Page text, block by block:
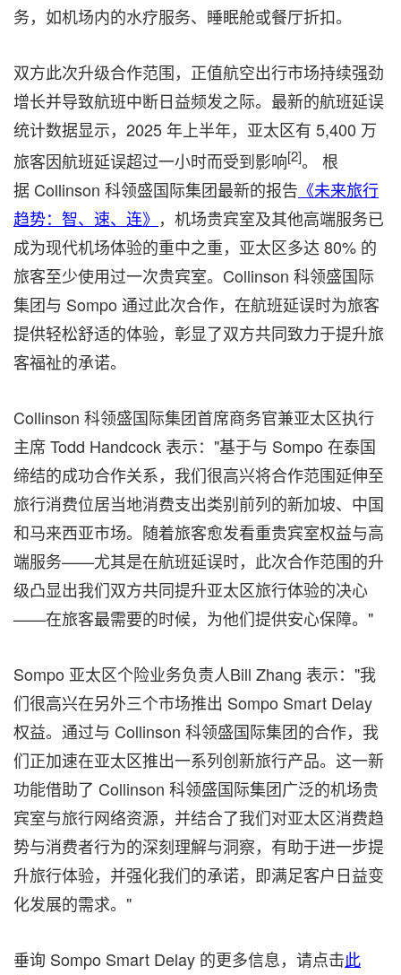
务，如机场内的水疗服务、睡眠舱或餐厅折扣。
双方此次升级合作范围，正值航空出行市场持续强劲
增长并导致航班中断日益频发之际。最新的航班延误
统计数据显示，2025 年上半年，亚太区有 5,400 万
旅客因航班延误超过一小时而受到影响[2]。 根
据 Collinson 科领盛国际集团最新的报告 《未来旅行
趋势：智、速、连》 ，机场贵宾室及其他高端服务已
成为现代机场体验的重中之重，亚太区多达 80% 的
旅客至少使用过一次贵宾室。Collinson 科领盛国际
集团与 Sompo 通过此次合作，在航班延误时为旅客
提供轻松舒适的体验，彰显了双方共同致力于提升旅
客福祉的承诺。
Collinson 科领盛国际集团首席商务官兼亚太区执行
主席Todd Handcock 表示："基于与 Sompo 在泰国
缔结的成功合作关系，我们很高兴将合作范围延伸至
旅行消费位居当地消费支出类别前列的新加坡、 中国
和马来西亚市场。随着旅客愈发看重贵宾室权益与高
端服务——尤其是在航班延误时，此次合作范围的升
级凸显出我们双方共同提升亚太区旅行体验的决心
——在旅客最需要的时候，为他们提供安心保障。"
Sompo 亚太区个险业务负责人Bill Zhang 表示："我
们很高兴在另外三个市场推出 Sompo Smart Delay
权益。通过与 Collinson 科领盛国际集团的合作，我
们正加速在亚太区推出一系列创新旅行产品。这一新
功能借助了 Collinson 科领盛国际集团广泛的机场贵
宾室与旅行网络资源，并结合了我们对亚太区消费趋
势与消费者行为的深刻理解与洞察，有助于进一步提
升旅行体验，并强化我们的承诺，即满足客户日益变
化发展的需求。"
垂询 Sompo Smart Delay 的更多信息，请点击此